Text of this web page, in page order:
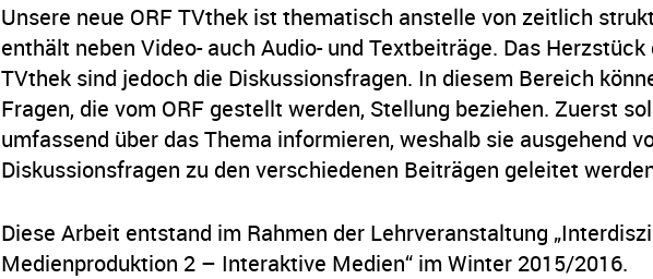
Unsere neue ORF TVthek ist thematisch anstelle von zeitlich
enthält neben Video- auch Audio- und Textbeiträge. Das Herzstück
TVthek sind jedoch die Diskussionsfragen. In diesem Bereich
Fragen, die vom ORF gestellt werden, Stellung beziehen. Zuerst
umfassend über das Thema informieren, weshalb sie ausgehend
Diskussionsfragen zu den verschiedenen Beiträgen geleitet
Diese Arbeit entstand im Rahmen der Lehrveranstaltung
Medienproduktion 2 – Interaktive Medien“ im Winter 2015/2016.